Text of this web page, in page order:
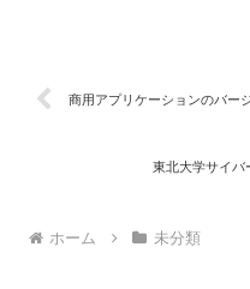
商用アプリケーションのバー
東北大学サイバ
ホーム 未分類